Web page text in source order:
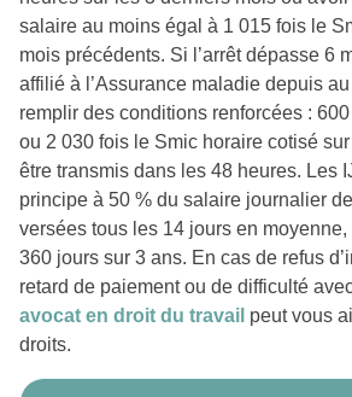
salaire au moins égal à 1 015 fois le
mois précédents. Si l’arrêt dépasse 6
affilié à l’Assurance maladie depuis
remplir des conditions renforcées :
ou 2 030 fois le Smic horaire cotisé sur
être transmis dans les 48 heures. Les
principe à 50 % du salaire journalier
versées tous les 14 jours en
360 jours sur 3 ans. En cas de refus
retard de paiement ou de difficulté
avocat en droit du travail peut vous
droits.